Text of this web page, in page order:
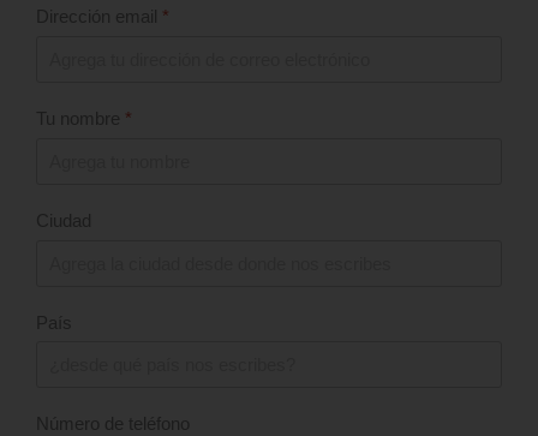
Dirección email *
Tu nombre *
Ciudad
País
Número de teléfono